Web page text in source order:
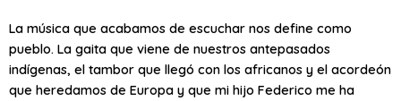
La música que acabamos de escuchar nos define como
pueblo. La gaita que viene de nuestros antepasados
indígenas, el tambor que llegó con los africanos y el acordeón
que heredamos de Europa y que mi hijo Federico me ha